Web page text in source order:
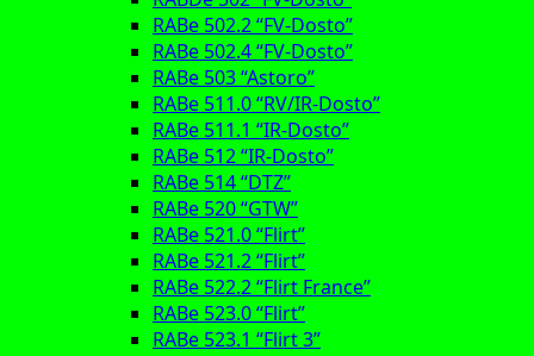
RABe 502.2 “FV-Dosto”
RABe 502.4 “FV-Dosto”
RABe 503 “Astoro”
RABe 511.0 “RV/IR-Dosto”
RABe 511.1 “IR-Dosto”
RABe 512 “IR-Dosto”
RABe 514 “DTZ”
RABe 520 “GTW”
RABe 521.0 “Flirt”
RABe 521.2 “Flirt”
RABe 522.2 “Flirt France”
RABe 523.0 “Flirt”
RABe 523.1 “Flirt 3”